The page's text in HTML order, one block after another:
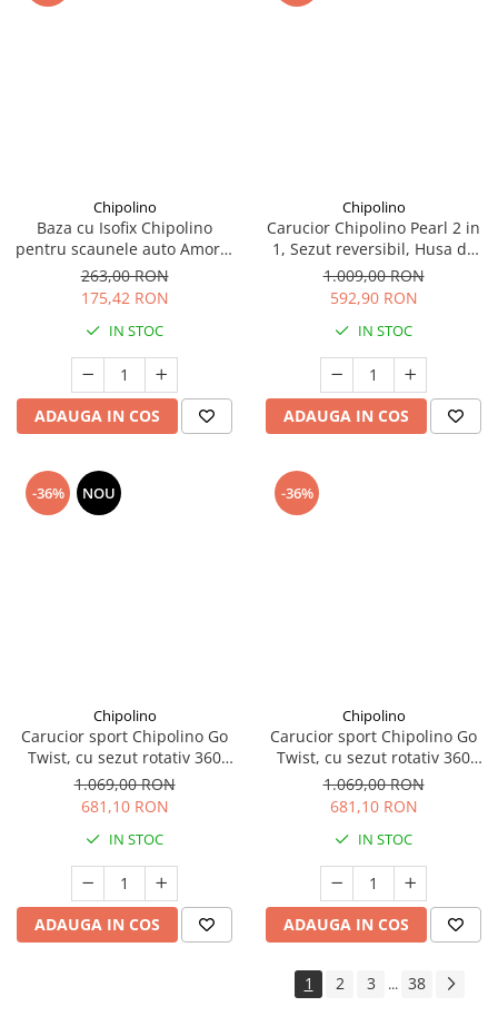
Chipolino
Baza cu Isofix Chipolino
pentru scaunele auto Amore,
Aura, Vista, Marbella si
Imperium
263,00 RON
175,42 RON
IN STOC
ADAUGA IN COS
Chipolino
Carucior Chipolino Pearl 2 in
1, Sezut reversibil, Husa de
picioare, Gentuta parinti,
Pana la 22 kg, Powder pink
1.009,00 RON
592,90 RON
IN STOC
ADAUGA IN COS
-36% NOU
Chipolino
Carucior sport Chipolino Go
Twist, cu sezut rotativ 360
grade, pliere cu o singura
mana, pana la 22 kg, Charcoal
1.069,00 RON
681,10 RON
IN STOC
ADAUGA IN COS
-36%
Chipolino
Carucior sport Chipolino Go
Twist, cu sezut rotativ 360
grade, pliere cu o singura
mana, pana la 22 kg, Latte
1.069,00 RON
681,10 RON
IN STOC
ADAUGA IN COS
1 2 3 ... 38